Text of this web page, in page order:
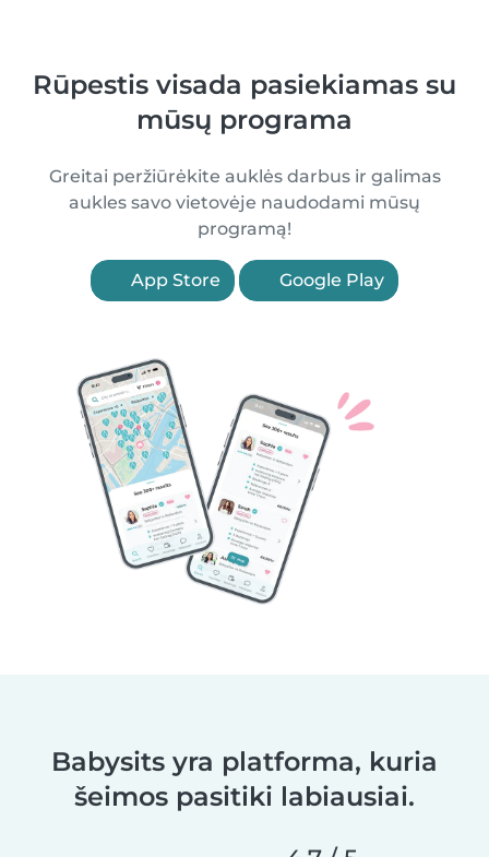
Rūpestis visada pasiekiamas su
mūsų programa
Greitai peržiūrėkite auklės darbus ir galimas
aukles savo vietovėje naudodami mūsų
programą!
App Store Google Play
Babysits yra platforma, kuria
šeimos pasitiki labiausiai.